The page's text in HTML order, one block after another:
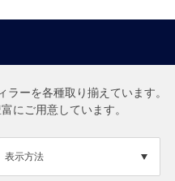
ーを各種取り揃えています。
にご用意しています。
表示方法